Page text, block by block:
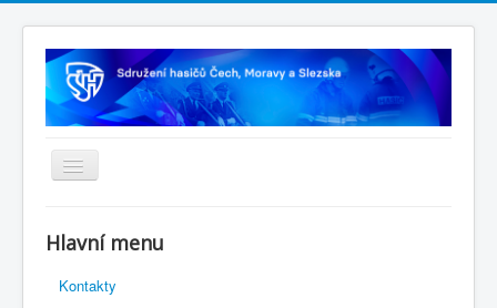
Rejstřík sportu
Novelizace Stanov SH ČMS
Hlavní menu
Kontakty